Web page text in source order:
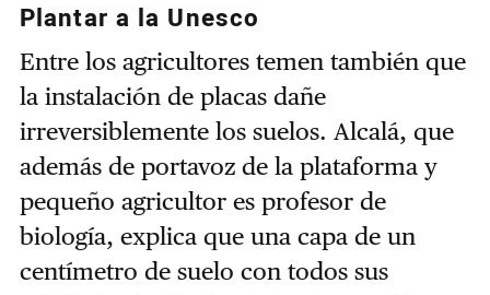
Plantar a la Unesco
Entre los agricultores temen también que
la instalación de placas dañe
irreversiblemente los suelos. Alcalá, que
además de portavoz de la plataforma y
pequeño agricultor es profesor de
biología, explica que una capa de un
centímetro de suelo con todos sus